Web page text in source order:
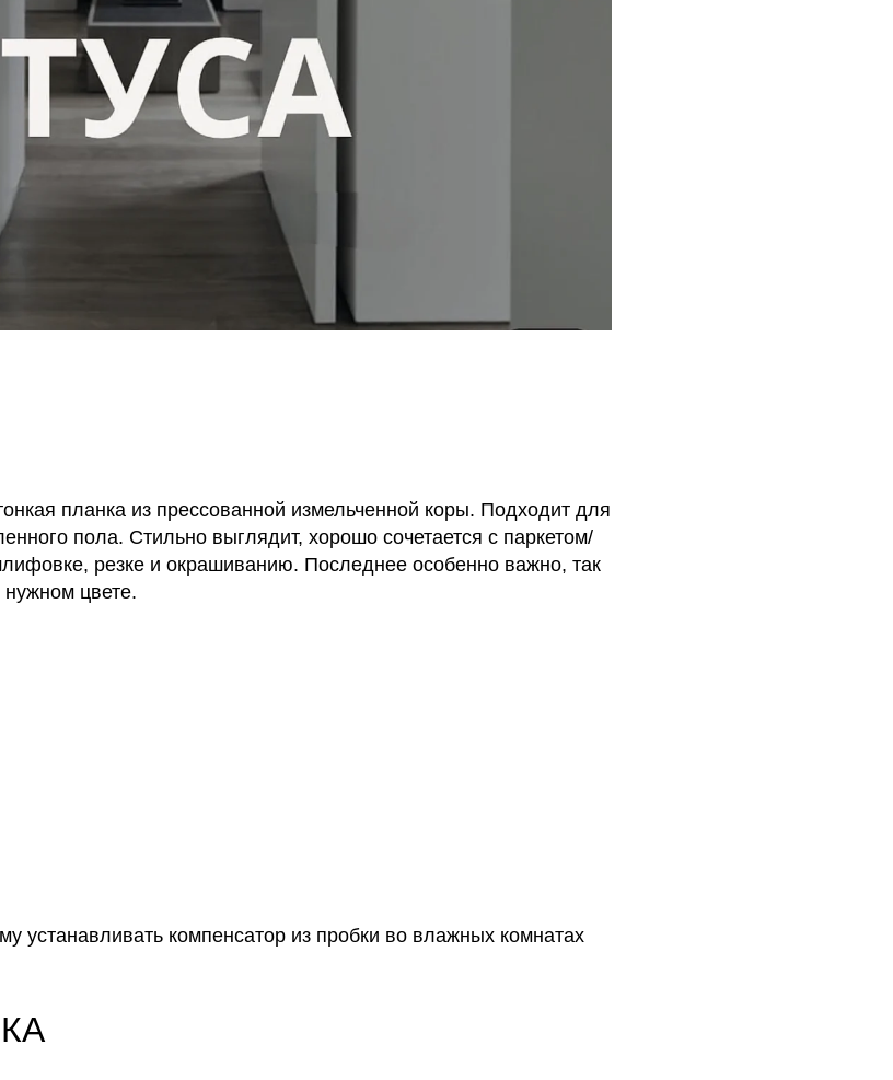
планка из прессованной измельченной коры. Подходит для
пола. Стильно выглядит, хорошо сочетается с паркетом/
резке и окрашиванию. Последнее особенно важно, так
нужном цвете.
устанавливать компенсатор из пробки во влажных комнатах